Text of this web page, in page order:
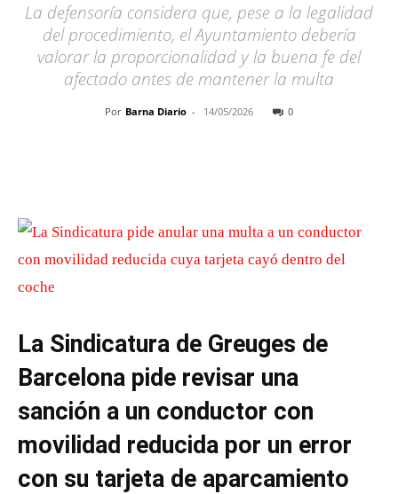
La defensoría considera que, pese a la legalidad
del procedimiento, el Ayuntamiento debería
valorar la proporcionalidad y la buena fe del
afectado antes de mantener la multa
Por Barna Diario - 14/05/2026 0
La Sindicatura de Greuges de
Barcelona pide revisar una
sanción a un conductor con
movilidad reducida por un error
con su tarjeta de aparcamiento